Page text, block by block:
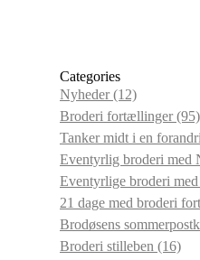
Categories
Nyheder(12)
Broderi fortællinger(95)
Tanker midt i en
Eventyrlig broderi med
Eventyrlige broderi
21 dage med broderi
Brodøsens
Broderi stilleben (16)